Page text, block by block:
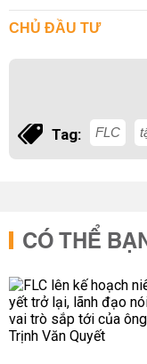
CHỦ ĐẦU TƯ
Tag: FLC
CÓ THỂ